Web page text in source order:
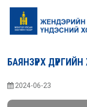
БАЯНЗҮРХ
2024-06-23